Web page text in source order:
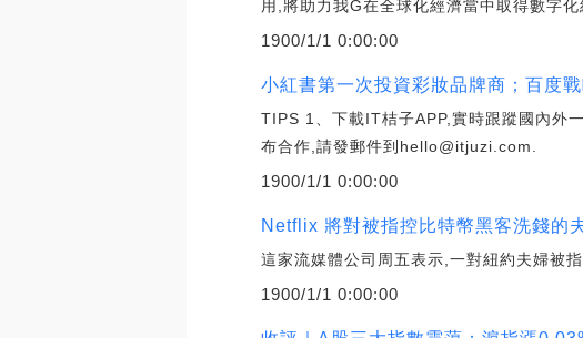
用,將助力我G在全球化經濟當中取得數字化
1900/1/1 0:00:00
小紅書第一次投資彩妝品牌商；百度
TIPS 1、下載IT桔子APP,實時跟蹤國內外
布合作,請發郵件到hello@itjuzi.com.
1900/1/1 0:00:00
Netflix 將對被指控比特幣黑客洗錢的
這家流媒體公司周五表示,一對紐約夫婦被
1900/1/1 0:00:00